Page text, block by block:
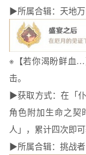
▶所属合辑：天地
※【若你渴盼鲜血…
击。
▶获取方式：在「
角色附加生命之契
人」，累计四次即可
▶所属合辑：挑战者